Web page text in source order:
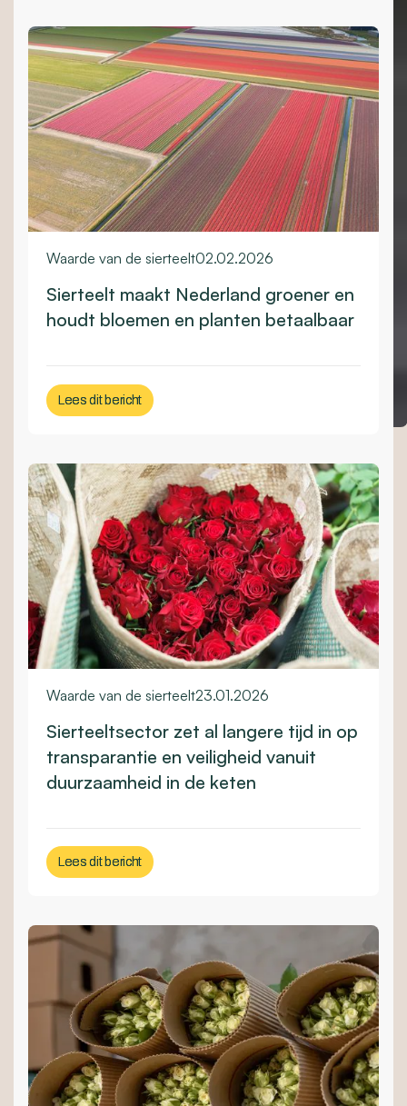
Waarde van de sierteelt02.02.2026
Sierteelt maakt Nederland groener en
houdt bloemen en planten betaalbaar
Lees dit bericht
Lees dit bericht
Waarde van de sierteelt23.01.2026
Sierteeltsector zet al langere tijd in op
transparantie en veiligheid vanuit
duurzaamheid in de keten
Lees dit bericht
Lees dit bericht